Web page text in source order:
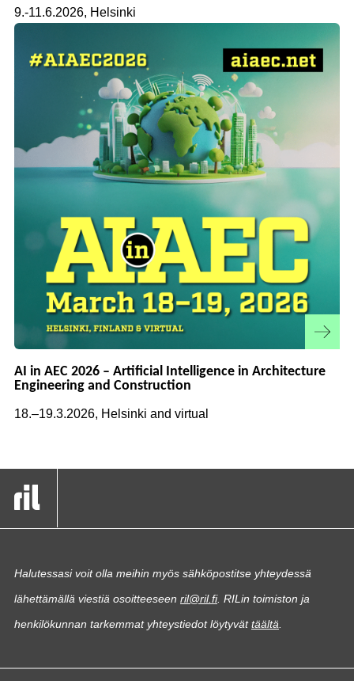
9.-11.6.2026, Helsinki
AI in AEC 2026 – Artificial Intelligence in Architecture
Engineering and Construction
18.–19.3.2026, Helsinki and virtual
Halutessasi voit olla meihin myös sähköpostitse yhteydessä
lähettämällä viestiä osoitteeseen ril@ril.fi. RILin toimiston ja
henkilökunnan tarkemmat yhteystiedot löytyvättäältä